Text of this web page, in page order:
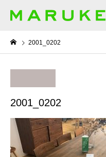
2001_0202
2001_0202